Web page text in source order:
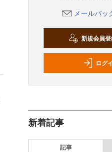
メールバッ
新規会員
ログ
新着記事
記事